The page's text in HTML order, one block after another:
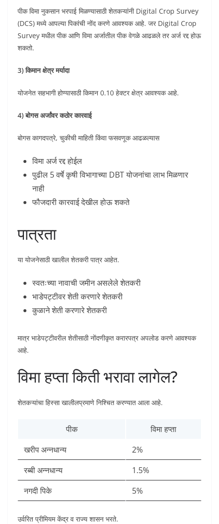
पीक विमा नुकसान भरपाई मिळण्यासाठी शेतकऱ्यांनी Digital Crop Survey
(DCS) मध्ये आपल्या पिकांची नोंद करणे आवश्यक आहे. जर Digital Crop
Survey मधील पीक आणि विमा अर्जातील पीक वेगळे आढळले तर अर्ज रद्द होऊ
शकतो.
3) किमान क्षेत्र मर्यादा
योजनेत सहभागी होण्यासाठी किमान 0.10 हेक्टर क्षेत्र आवश्यक आहे.
4) बोगस अर्जांवर कठोर कारवाई
बोगस कागदपत्रे, चुकीची माहिती किंवा फसवणूक आढळल्यास
विमा अर्ज रद्द होईल
पुढील 5 वर्षे कृषी विभागाच्या DBT योजनांचा लाभ मिळणार
नाही
फौजदारी कारवाई देखील होऊ शकते
पात्रता
या योजनेसाठी खालील शेतकरी पात्र आहेत.
स्वतःच्या नावाची जमीन असलेले शेतकरी
भाडेपट्टीवर शेती करणारे शेतकरी
कुळाने शेती करणारे शेतकरी
मात्र भाडेपट्टीवरील शेतीसाठी नोंदणीकृत करारपत्र अपलोड करणे आवश्यक
आहे.
विमा हप्ता किती भरावा लागेल?
शेतकऱ्यांचा हिस्सा खालीलप्रमाणे निश्चित करण्यात आला आहे.
पीक
विमा हप्ता
खरीप अन्नधान्य
2%
रब्बी अन्नधान्य
1.5%
नगदी पिके
5%
उर्वरित प्रीमियम केंद्र व राज्य शासन भरते.